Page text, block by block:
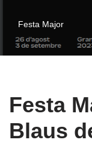
Festa Major
Festa
Blaus